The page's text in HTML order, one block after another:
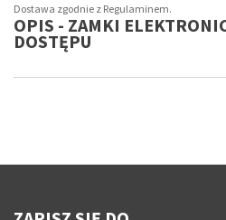
Dostawa zgodnie z Regulaminem.
OPIS - ZAMKI
DOSTĘPU